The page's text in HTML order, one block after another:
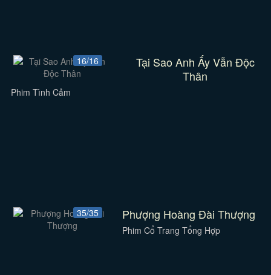
16/16
Tại Sao Anh Ấy Vẫn Độc
Thân
Phim Tình Cảm
35/35 Phượng Hoàng Đài Thượng
Phim Cổ Trang Tổng Hợp